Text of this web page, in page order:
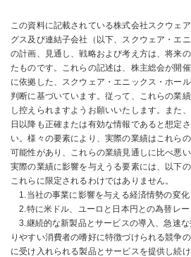
この資料に記載されている株式会社スクウェ
グス及び連結子会社（以下、スクウェア・エ
の計画、見通し、戦略および考え方は、将来
たものです。これらの記述は、株主総会が開
に依拠した、スクウェア・エニックス・ホー
判断に基づいています。従って、これらの業
し控えられますようお願いいたします。また
日以降も正確または有効な情報であると想定
い。様々の要素により、実際の業績はこれら
可能性があり、これらの業績見通しに比べ悪
実際の業績に影響を与えうる要素には、以下
これらに限定されるわけではありません。
1.当社の事業に影響を与える経済情勢の変化
2.特に米ドル、ユーロと日本円との為替レー
3.継続的な新製品とサービスの導入、急速
りやすい消費者の嗜好に特徴づけられる競争
に受け入れられる製品とサービスを提供し続